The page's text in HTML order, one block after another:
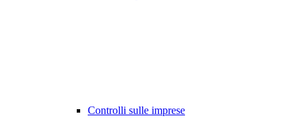
Controlli sulle imprese